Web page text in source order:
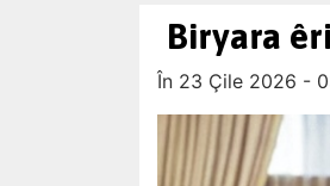
Biryara
În 23 Çile 2026 -